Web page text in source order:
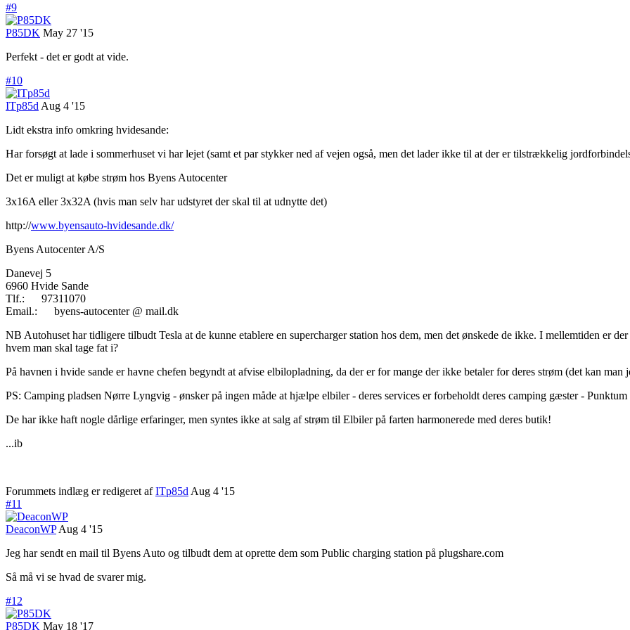
#9
P85DK May 27 '15
Perfekt - det er godt at vide.
#10
ITp85d Aug 4 '15
Lidt ekstra info omkring hvidesande:
Har forsøgt at lade i sommerhuset vi har lejet (samt et par stykker ned af vejen også, men det lader ikke til at der er tilstrækkelig
Det er muligt at købe strøm hos Byens Autocenter
3x16A eller 3x32A (hvis man selv har udstyret der skal til at udnytte det)
http://www.byensauto-hvidesande.dk/
Byens Autocenter A/S
Danevej 5
6960 Hvide Sande
Tlf.: 97311070
Email.: byens-autocenter @ mail.dk
NB Autohuset har tidligere tilbudt Tesla at de kunne etablere en supercharger station hos dem, men det ønskede de ikke. I mellemtiden er
hvem man skal tage fat i?
På havnen i hvide sande er havne chefen begyndt at afvise elbilopladning, da der er for mange der ikke betaler for deres strøm (det kan
PS: Camping pladsen Nørre Lyngvig - ønsker på ingen måde at hjælpe elbiler - deres services er forbeholdt deres camping gæster - Punktum
De har ikke haft nogle dårlige erfaringer, men syntes ikke at salg af strøm til Elbiler på farten harmonerede med deres butik!
...ib
Forummets indlæg er redigeret afITp85d Aug 4 '15
#11
DeaconWP Aug 4 '15
Jeg har sendt en mail til Byens Auto og tilbudt dem at oprette dem som Public charging station på plugshare.com
Så må vi se hvad de svarer mig.
#12
P85DK May 18 '17